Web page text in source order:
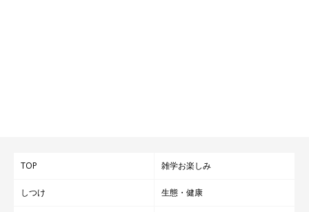
TOP 雑学お楽しみ
しつけ 生態・健康